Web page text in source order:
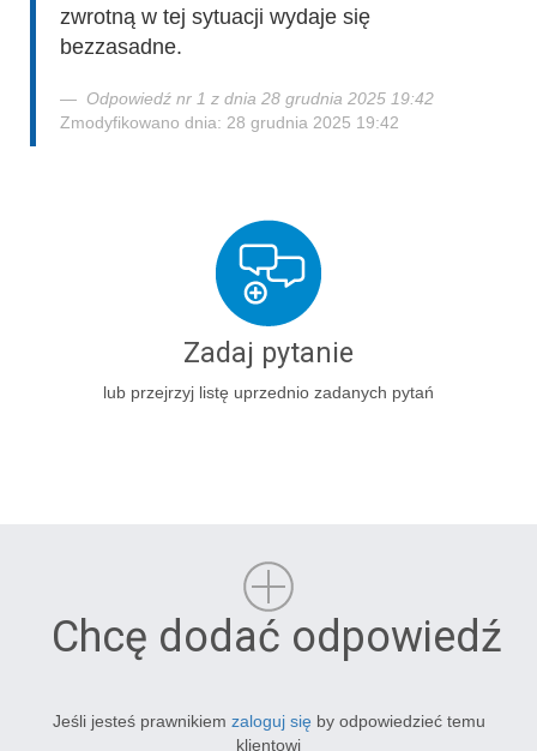
zwrotną w tej sytuacji wydaje się
bezzasadne.
Odpowiedź nr 1 z dnia 28 grudnia 2025 19:42
Zmodyfikowano dnia: 28 grudnia 2025 19:42
Zadaj pytanie
lub przejrzyj listę uprzednio zadanych pytań
Chcę dodać odpowiedź
Jeśli jesteś prawnikiem zaloguj się by odpowiedzieć temu
klientowi